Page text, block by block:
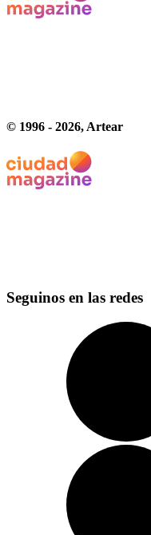
© 1996 - 2026, Artear
Seguinos en las redes